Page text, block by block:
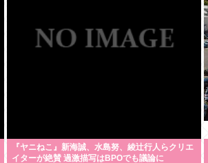
『ヤニねこ』新海誠、水島努、綾辻行人らクリエ
イターが絶賛 過激描写はBPOでも議論に